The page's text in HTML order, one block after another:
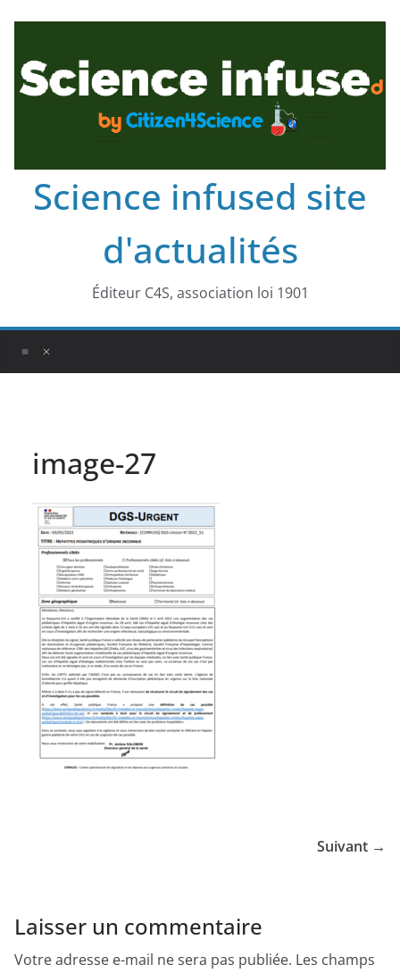
Science infused site
d'actualités
Éditeur C4S, association loi 1901
image-27
Suivant →
Laisser un commentaire
Votre adresse e-mail ne sera pas publiée. Les champs